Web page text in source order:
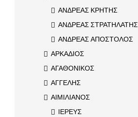
ΑΝΔΡΕΑΣ ΚΡΗΤΗΣ
ΑΝΔΡΕΑΣ ΣΤΡΑΤΗΛΑΤΗΣ
ΑΝΔΡΕΑΣ ΑΠΟΣΤΟΛΟΣ
ΑΡΚΑΔΙΟΣ
ΑΓΑΘΟΝΙΚΟΣ
ΑΓΓΕΛΗΣ
ΑΙΜΙΛΙΑΝΟΣ
ΙΕΡΕΥΣ